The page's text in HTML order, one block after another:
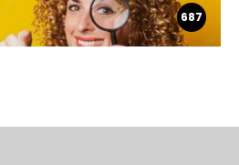
687